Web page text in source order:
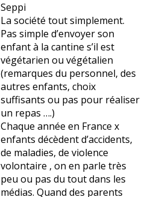
Seppi
La société tout simplement.
Pas simple d’envoyer son
enfant à la cantine s’il est
végétarien ou végétalien
(remarques du personnel, des
autres enfants, choix
suffisants ou pas pour réaliser
un repas ….)
Chaque année en France x
enfants décèdent d’accidents,
de maladies, de violence
volontaire , on en parle très
peu ou pas du tout dans les
médias. Quand des parents